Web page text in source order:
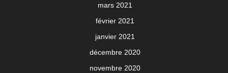
mars 2021
février 2021
janvier 2021
décembre 2020
novembre 2020